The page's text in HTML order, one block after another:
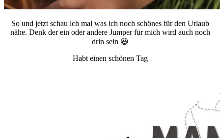
So und jetzt schau ich mal was ich noch schönes für den Urlaub
nähe. Denk der ein oder andere Jumper für mich wird auch noch
drin sein 😆
Habt einen schönen Tag